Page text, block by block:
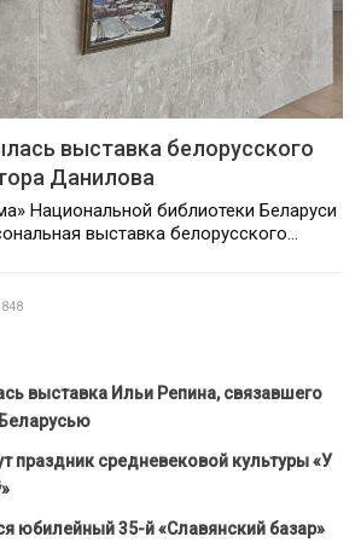
выставка белорусского
Данилова
Национальной библиотеки Беларуси
выставка белорусского…
выставка Ильи Репина, связавшего
праздник средневековой культуры «У
юбилейный 35-й «Славянский базар»